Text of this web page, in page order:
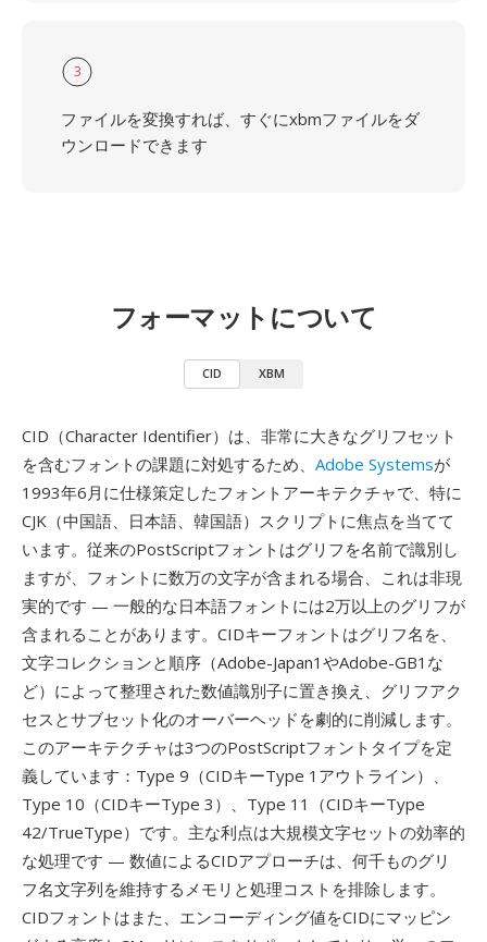
3
ファイルを変換すれば、すぐにxbmファイルをダ
ウンロードできます
フォーマットについて
CID XBM
CID（Character Identifier）は、非常に大きなグリフセット
を含むフォントの課題に対処するため、 Adobe Systemsが
1993年6月に仕様策定したフォントアーキテクチャで、特に
CJK（中国語、日本語、韓国語）スクリプトに焦点を当てて
います。従来のPostScriptフォントはグリフを名前で識別し
ますが、フォントに数万の文字が含まれる場合、これは非現
実的です — 一般的な日本語フォントには2万以上のグリフが
含まれることがあります。CIDキーフォントはグリフ名を、
文字コレクションと順序（Adobe-Japan1やAdobe-GB1な
ど）によって整理された数値識別子に置き換え、グリフアク
セスとサブセット化のオーバーヘッドを劇的に削減します。
このアーキテクチャは3つのPostScriptフォントタイプを定
義しています：Type 9（CIDキーType 1アウトライン）、
Type 10（CIDキーType 3）、Type 11（CIDキーType
42/TrueType）です。主な利点は大規模文字セットの効率的
な処理です — 数値によるCIDアプローチは、何千ものグリ
フ名文字列を維持するメモリと処理コストを排除します。
CIDフォントはまた、エンコーディング値をCIDにマッピン